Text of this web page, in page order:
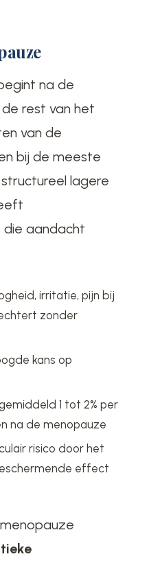
na de
rest van het
van de
bij de meeste
lagere
aandacht
irritatie, pijn bij
zonder
kans op
1 tot 2% per
na de menopauze
risico door het
effect